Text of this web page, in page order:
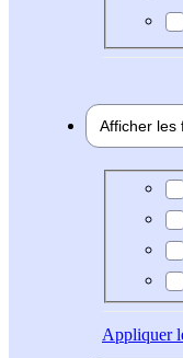
Afficher les
Appliquer